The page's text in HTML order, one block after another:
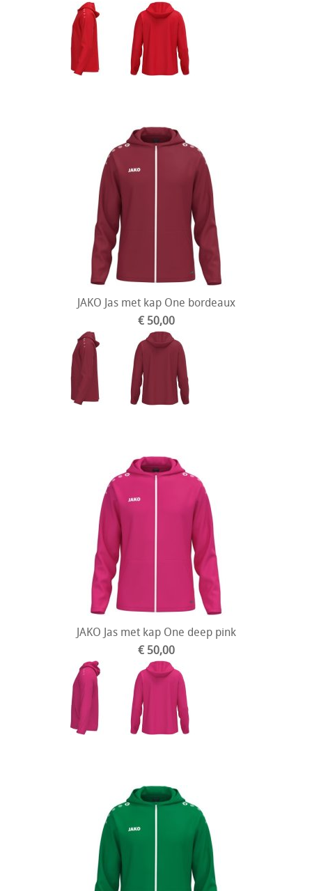
JAKO Jas met kap One bordeaux
€ 50,00
JAKO Jas met kap One deep pink
€ 50,00